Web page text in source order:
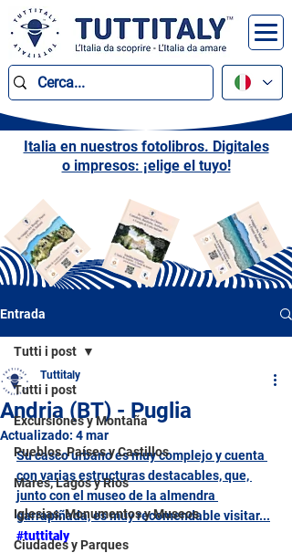
Italia en nuestros fotolibros. Digitales
o impresos: ¡elige el tuyo!
Entrada
Tutti i post
Excursiones y Montaña
Pueblos, Países y Castillos
Mares, Lagos y Ríos
Iglesias, Monumentos y Museos
Ciudades y Parques
Tutti i post
Andria (BT) - Puglia
Tuttitaly
Actualizado: 4 mar
Su casco urbano es muy complejo y cuenta
con varias estructuras destacables, que,
junto con el museo de la almendra
garrapiñada, es muy recomendable visitar...
#tuttitaly